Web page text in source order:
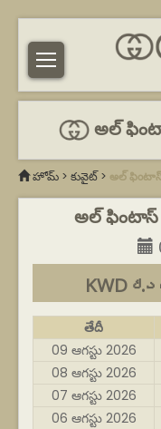
అల్
హోమ్ > కువైట్> అల్
అల్ ఫింటాస్
KWD د.ك
తేదీ
09 ఆగస్టు 2026
08 ఆగస్టు 2026
07 ఆగస్టు 2026
06 ఆగస్టు 2026